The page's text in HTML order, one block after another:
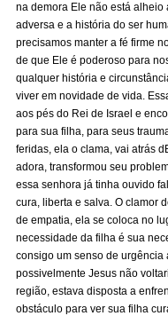
na demora Ele não está alheio
adversa e a história do ser
precisamos manter a fé firme
de que Ele é poderoso para
qualquer história e
viver em novidade de vida.
aos pés do Rei de Israel e
para sua filha, para seus
feridas, ela o clama, vai atrás
adora, transformou seu
essa senhora já tinha ouvido
cura, liberta e salva. O clamor
de empatia, ela se coloca no
necessidade da filha é sua
consigo um senso de urgência
possivelmente Jesus não
região, estava disposta a
obstáculo para ver sua filha